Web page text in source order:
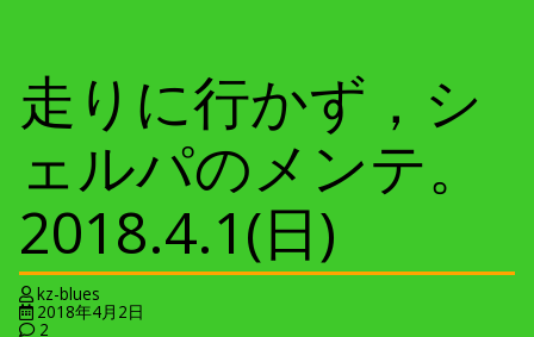
走りに行かず，シ
ェルパのメンテ。
2018.4.1(日)
kz-blues
2018年4月2日
2